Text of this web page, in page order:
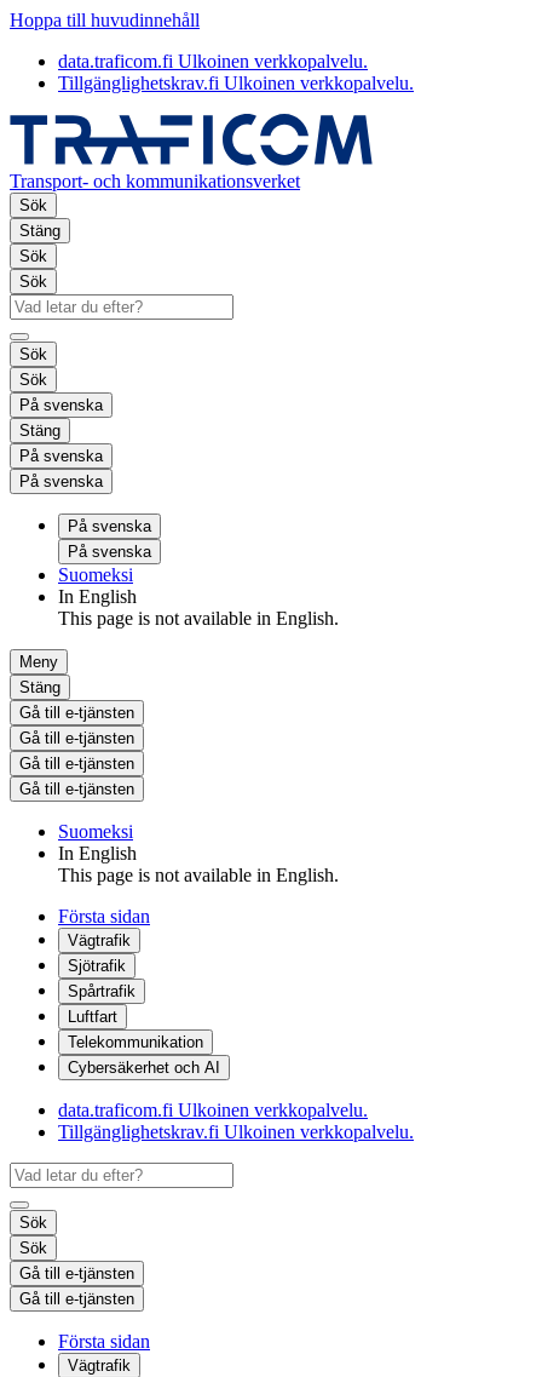
Hoppa till huvudinnehåll
data.traficom.fi Ulkoinen verkkopalvelu.
Tillgänglighetskrav.fi Ulkoinen verkkopalvelu.
Transport- och kommunikationsverket
Sök
Stäng
Sök
Sök
Sök
Sök
På svenska
Stäng
På svenska
På svenska
På svenska
På svenska
Suomeksi
In English
This page is not available in English.
Meny
Stäng
Gå till e-tjänsten
Gå till e-tjänsten
Gå till e-tjänsten
Gå till e-tjänsten
Suomeksi
In English
This page is not available in English.
Första sidan
Vägtrafik
Sjötrafik
Spårtrafik
Luftfart
Telekommunikation
Cybersäkerhet och AI
data.traficom.fi Ulkoinen verkkopalvelu.
Tillgänglighetskrav.fi Ulkoinen verkkopalvelu.
Sök
Sök
Gå till e-tjänsten
Gå till e-tjänsten
Första sidan
Vägtrafik